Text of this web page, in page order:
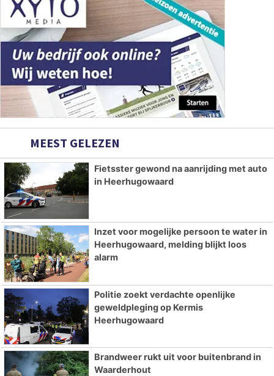
MEEST GELEZEN
Fietsster gewond na aanrijding met auto
in Heerhugowaard
Inzet voor mogelijke persoon te water in
Heerhugowaard, melding blijkt loos
alarm
Politie zoekt verdachte openlijke
geweldpleging op Kermis
Heerhugowaard
Brandweer rukt uit voor buitenbrand in
Waarderhout